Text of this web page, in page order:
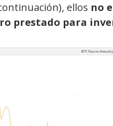
ellos no
prestado para